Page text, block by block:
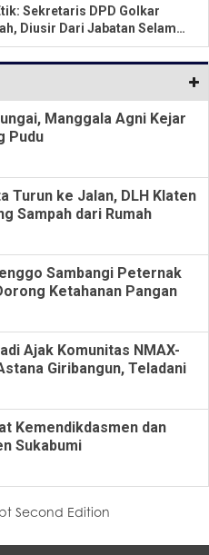
Sekretaris DPD Golkar
Diusir Dari Jabatan Selama
Manggala Agni Kejar
Pudu
Turun ke Jalan, DLH Klaten
Sampah dari Rumah
Sambangi Peternak
Ketahanan Pangan
Ajak Komunitas NMAX-
Giribangun, Teladani
Kemendikdasmen dan
Sukabumi